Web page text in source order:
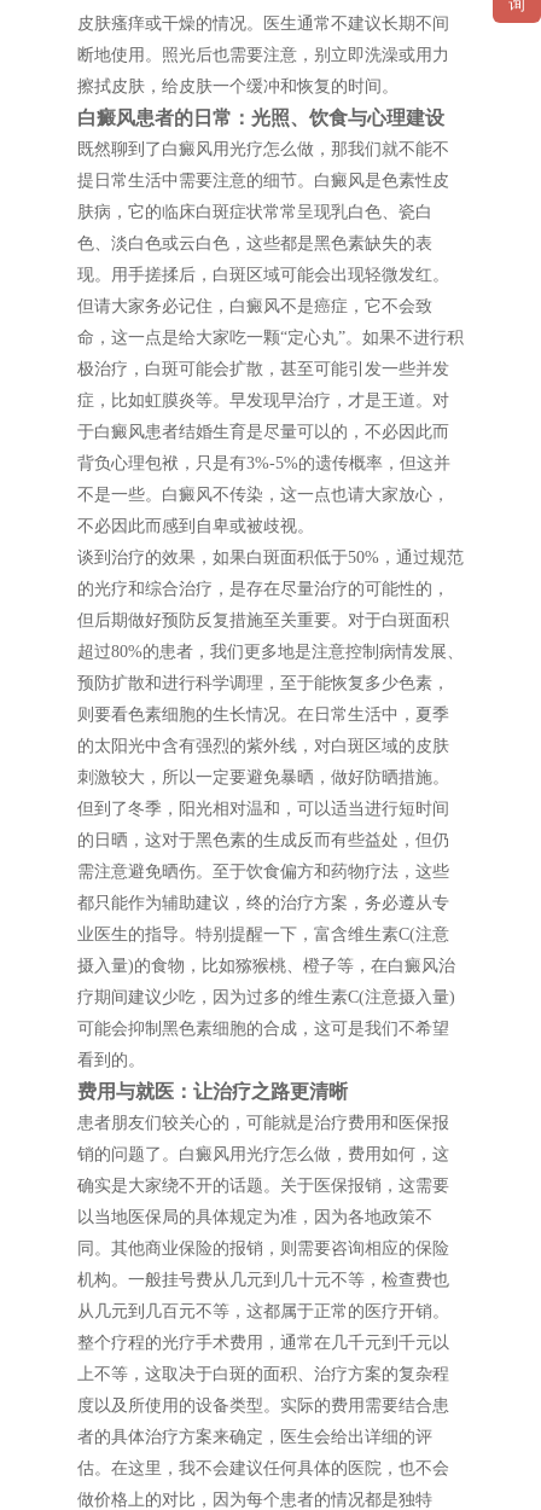
皮肤瘙痒或干燥的情况。医生通常不建议长期不间
断地使用。照光后也需要注意，别立即洗澡或用力
擦拭皮肤，给皮肤一个缓冲和恢复的时间。
白癜风患者的日常：光照、饮食与心理建设
既然聊到了白癜风用光疗怎么做，那我们就不能不
提日常生活中需要注意的细节。白癜风是色素性皮
肤病，它的临床白斑症状常常呈现乳白色、瓷白
色、淡白色或云白色，这些都是黑色素缺失的表
现。用手搓揉后，白斑区域可能会出现轻微发红。
但请大家务必记住，白癜风不是癌症，它不会致
命，这一点是给大家吃一颗“定心丸”。如果不进行积
极治疗，白斑可能会扩散，甚至可能引发一些并发
症，比如虹膜炎等。早发现早治疗，才是王道。对
于白癜风患者结婚生育是尽量可以的，不必因此而
背负心理包袱，只是有3%-5%的遗传概率，但这并
不是一些。白癜风不传染，这一点也请大家放心，
不必因此而感到自卑或被歧视。
谈到治疗的效果，如果白斑面积低于50%，通过规范
的光疗和综合治疗，是存在尽量治疗的可能性的，
但后期做好预防反复措施至关重要。对于白斑面积
超过80%的患者，我们更多地是注意控制病情发展、
预防扩散和进行科学调理，至于能恢复多少色素，
则要看色素细胞的生长情况。在日常生活中，夏季
的太阳光中含有强烈的紫外线，对白斑区域的皮肤
刺激较大，所以一定要避免暴晒，做好防晒措施。
但到了冬季，阳光相对温和，可以适当进行短时间
的日晒，这对于黑色素的生成反而有些益处，但仍
需注意避免晒伤。至于饮食偏方和药物疗法，这些
都只能作为辅助建议，终的治疗方案，务必遵从专
业医生的指导。特别提醒一下，富含维生素C(注意
摄入量)的食物，比如猕猴桃、橙子等，在白癜风治
疗期间建议少吃，因为过多的维生素C(注意摄入量)
可能会抑制黑色素细胞的合成，这可是我们不希望
看到的。
费用与就医：让治疗之路更清晰
患者朋友们较关心的，可能就是治疗费用和医保报
销的问题了。白癜风用光疗怎么做，费用如何，这
确实是大家绕不开的话题。关于医保报销，这需要
以当地医保局的具体规定为准，因为各地政策不
同。其他商业保险的报销，则需要咨询相应的保险
机构。一般挂号费从几元到几十元不等，检查费也
从几元到几百元不等，这都属于正常的医疗开销。
整个疗程的光疗手术费用，通常在几千元到千元以
上不等，这取决于白斑的面积、治疗方案的复杂程
度以及所使用的设备类型。实际的费用需要结合患
者的具体治疗方案来确定，医生会给出详细的评
估。在这里，我不会建议任何具体的医院，也不会
做价格上的对比，因为每个患者的情况都是独特
询